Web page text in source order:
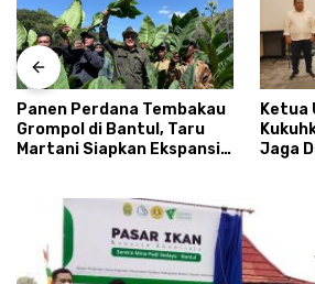
Panen Perdana Tembakau
Grompol di Bantul, Taru
Martani Siapkan Ekspansi
Ketua
Jaga